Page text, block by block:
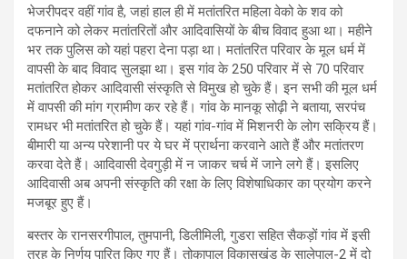
भेजरीपदर वहीं गांव है, जहां हाल ही में मतांतरित महिला वेको के शव को
दफनाने को लेकर मतांतरितों और आदिवासियों के बीच विवाद हुआ था। महीने
भर तक पुलिस को यहां पहरा देना पड़ा था। मतांतरित परिवार के मूल धर्म में
वापसी के बाद विवाद सुलझा था। इस गांव के 250 परिवार में से 70 परिवार
मतांतरित होकर आदिवासी संस्कृति से विमुख हो चुके हैं। इन सभी की मूल धर्म
में वापसी की मांग ग्रामीण कर रहे हैं। गांव के मानकू सोढ़ी ने बताया, सरपंच
रामधर भी मतांतरित हो चुके हैं। यहां गांव-गांव में मिशनरी के लोग सक्रिय हैं।
बीमारी या अन्य परेशानी पर ये घर में प्रार्थना करवाने आते हैं और मतांतरण
करवा देते हैं। आदिवासी देवगुड़ी में न जाकर चर्च में जाने लगे हैं। इसलिए
आदिवासी अब अपनी संस्कृति की रक्षा के लिए विशेषाधिकार का प्रयोग करने
मजबूर हुए हैं।
बस्तर के रानसरगीपाल, तुमपानी, डिलीमिली, गुडरा सहित सैकड़ों गांव में इसी
तरह के निर्णय पारित किए गए हैं। तोकापाल विकासखंड के सालेपाल-2 में दो